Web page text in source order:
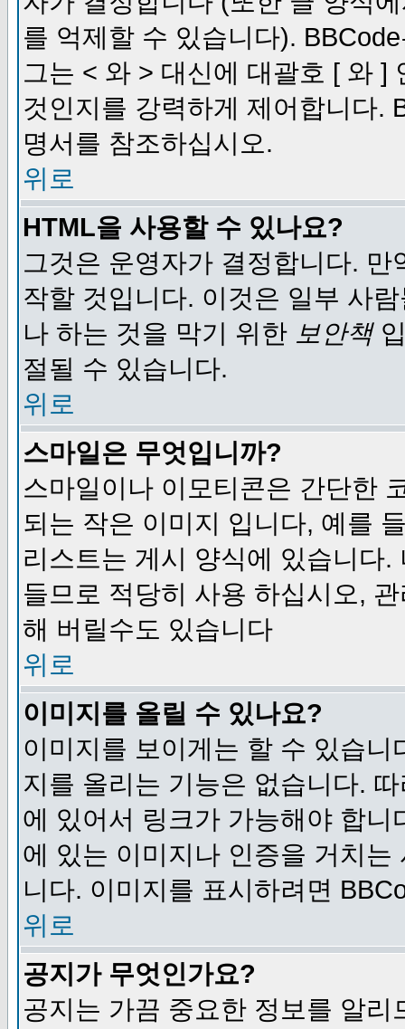
를 억제할 수 있습니다).
그는 < 와 > 대신에 대괄호 [ 와 ]
것인지를 강력하게 제어합니다.
명서를 참조하십시오.
위로
HTML을 사용할 수 있나요?
그것은 운영자가 결정합니다.
작할 것입니다. 이것은 일부 사
나 하는 것을 막기 위한 보안책
절될 수 있습니다.
위로
스마일은 무엇입니까?
스마일이나 이모티콘은 간단한
되는 작은 이미지 입니다, 예를
리스트는 게시 양식에 있습니다
들므로 적당히 사용 하십시오,
해 버릴수도 있습니다
위로
이미지를 올릴 수 있나요?
이미지를 보이게는 할 수 있습
지를 올리는 기능은 없습니다.
에 있어서 링크가 가능해야 합
에 있는 이미지나 인증을 거치
니다. 이미지를 표시하려면
위로
공지가 무엇인가요?
공지는 가끔 중요한 정보를 알